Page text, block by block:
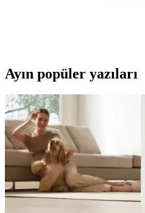
Ayın popüler yazıları